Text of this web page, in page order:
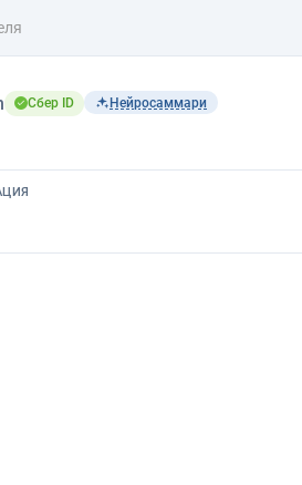
Сбер ID Нейросаммари